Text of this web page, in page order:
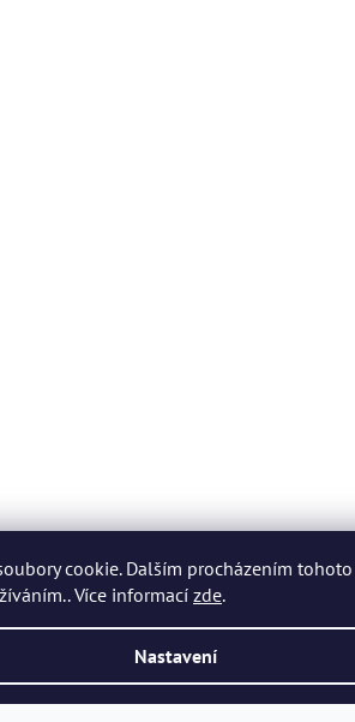
cookie. Dalším procházením
Více informací zde.
Nastavení